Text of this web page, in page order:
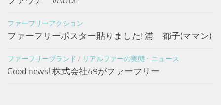
ファーフリーアクション
ファーフリーポスター貼りました! 浦 都子(ママン)
ファーフリーブランド / リアルファーの実態・ニュース
Good news! 株式会社49がファーフリー